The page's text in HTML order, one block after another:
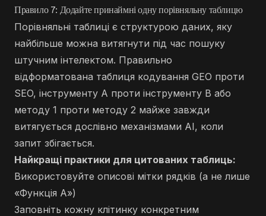
Правило 7: Додайте принаймні одну порівняльну таблицю
Порівняльні таблиці є структурою даних, яку
найбільше можна витягнути під час пошуку
штучним інтелектом. Правильно
відформатована таблиця кодування GEO проти
SEO, інструменту A проти інструменту B або
методу 1 проти методу 2 майже завжди
витягується дослівно механізмами AI, коли
запит збігається.
Найкращі практики для цитованих таблиць:
Використовуйте описові мітки рядків (а не лише
«Функція А»)
Заповніть кожну клітинку конкретним